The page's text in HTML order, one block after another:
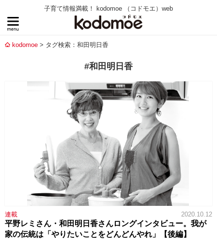
子育て情報満載！ kodomoe （コドモエ）web
kodomoe タグ検索：和田明日香
#和田明日香
連載 2020.10.12
平野レミさん・和田明日香さんロングインタビュー。我が
家の伝統は「やりたいことをどんどんやれ」【後編】